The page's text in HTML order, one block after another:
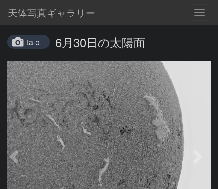
天体写真ギャラリー
ta-o 6月30日の太陽面